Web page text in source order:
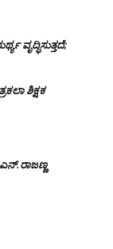
ವೃದ್ಧಿಸುತ್ತದೆ;
ಶಿಕ್ಷಕ